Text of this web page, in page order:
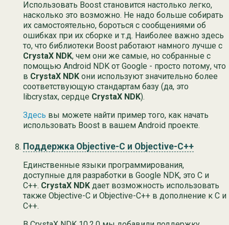
Использовать Boost становится настолько легко,
насколько это возможно. Не надо больше собирать
их самостоятельно, бороться с сообщениями об
ошибках при их сборке и т.д. Наиболее важно здесь
то, что библиотеки Boost работают намного лучше с
CrystaX NDK, чем они же самые, но собранные с
помощью Android NDK от Google - просто потому, что
в CrystaX NDK они используют значительно более
соответствующую стандартам базу (да, это
libcrystax, сердце CrystaX NDK).
Здесь вы можете найти пример того, как начать
использовать Boost в вашем Android проекте.
Поддержка Objective-C и Objective-C++
Единственные языки программирования,
доступные для разработки в Google NDK, это C и
C++. CrystaX NDK дает возможность использовать
также Objective-С и Objective-C++ в дополнение к C и
C++.